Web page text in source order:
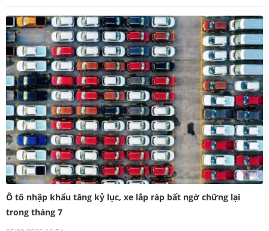
Ô tô nhập khẩu tăng kỷ lục, xe lắp ráp bất ngờ chững lại
trong tháng 7